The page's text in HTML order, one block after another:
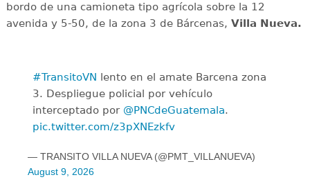
bordo de una camioneta tipo agrícola sobre la 12
avenida y 5-50, de la zona 3 de Bárcenas, Villa Nueva.
#TransitoVN lento en el amate Barcena zona
3. Despliegue policial por vehículo
interceptado por @PNCdeGuatemala.
pic.twitter.com/z3pXNEzkfv
— TRANSITO VILLA NUEVA (@PMT_VILLANUEVA)
August 9, 2026